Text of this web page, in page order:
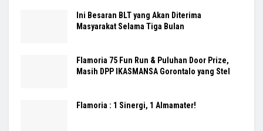
Ini Besaran BLT yang Akan Diterima
Masyarakat Selama Tiga Bulan
Flamoria 75 Fun Run & Puluhan Door Prize,
Masih DPP IKASMANSA Gorontalo yang Stel
Flamoria : 1 Sinergi, 1 Almamater!